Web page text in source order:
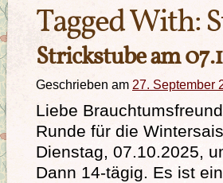
Tagged With:
Strickstube am
Geschrieben am 27. September
Liebe
Runde für die
Dienstag, 07.10.2025,
Dann 14-tägig. Es ist